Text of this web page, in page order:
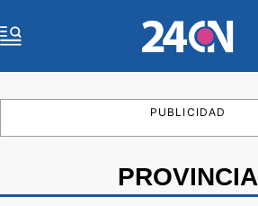
PUBLICIDAD
PROVINCIA